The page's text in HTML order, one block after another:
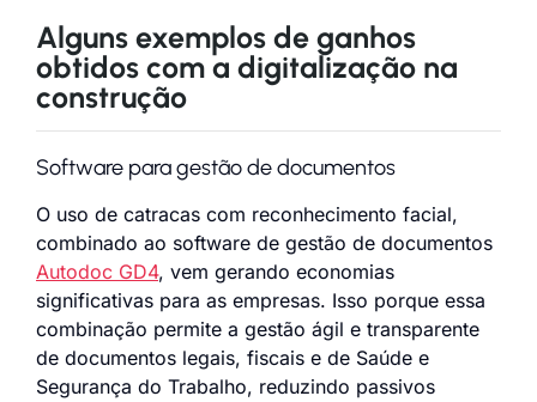
Alguns exemplos de ganhos
obtidos com a digitalização na
construção
Software para gestão de documentos
O uso de catracas com reconhecimento facial,
combinado ao software de gestão de documentos
Autodoc GD4, vem gerando economias
significativas para as empresas. Isso porque essa
combinação permite a gestão ágil e transparente
de documentos legais, fiscais e de Saúde e
Segurança do Trabalho, reduzindo passivos